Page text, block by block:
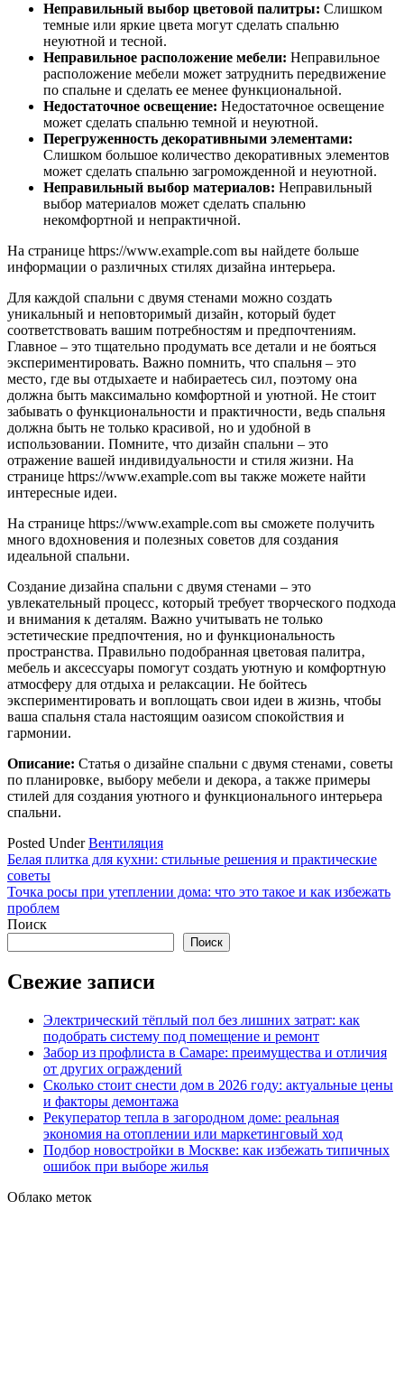
Неправильный выбор цветовой палитры: Слишком
темные или яркие цвета могут сделать спальню
неуютной и тесной.
Неправильное расположение мебели: Неправильное
расположение мебели может затруднить передвижение
по спальне и сделать ее менее функциональной.
Недостаточное освещение: Недостаточное освещение
может сделать спальню темной и неуютной.
Перегруженность декоративными элементами:
Слишком большое количество декоративных элементов
может сделать спальню загроможденной и неуютной.
Неправильный выбор материалов: Неправильный
выбор материалов может сделать спальню
некомфортной и непрактичной.
На странице https://www.example.com вы найдете больше
информации о различных стилях дизайна интерьера.
Для каждой спальни с двумя стенами можно создать
уникальный и неповторимый дизайн‚ который будет
соответствовать вашим потребностям и предпочтениям.
Главное – это тщательно продумать все детали и не бояться
экспериментировать. Важно помнить‚ что спальня – это
место‚ где вы отдыхаете и набираетесь сил‚ поэтому она
должна быть максимально комфортной и уютной. Не стоит
забывать о функциональности и практичности‚ ведь спальня
должна быть не только красивой‚ но и удобной в
использовании. Помните‚ что дизайн спальни – это
отражение вашей индивидуальности и стиля жизни. На
странице https://www.example.com вы также можете найти
интересные идеи.
На странице https://www.example.com вы сможете получить
много вдохновения и полезных советов для создания
идеальной спальни.
Создание дизайна спальни с двумя стенами – это
увлекательный процесс‚ который требует творческого подхода
и внимания к деталям. Важно учитывать не только
эстетические предпочтения‚ но и функциональность
пространства. Правильно подобранная цветовая палитра‚
мебель и аксессуары помогут создать уютную и комфортную
атмосферу для отдыха и релаксации. Не бойтесь
экспериментировать и воплощать свои идеи в жизнь‚ чтобы
ваша спальня стала настоящим оазисом спокойствия и
гармонии.
Описание: Статья о дизайне спальни с двумя стенами‚ советы
по планировке‚ выбору мебели и декора‚ а также примеры
стилей для создания уютного и функционального интерьера
спальни.
Posted UnderВентиляция
Навигация
по
записям
Белая плитка для кухни: стильные решения и практические
советы
Точка росы при утеплении дома: что это такое и как избежать
проблем
Поиск
Поиск
Свежие записи
Электрический тёплый пол без лишних затрат: как
подобрать систему под помещение и ремонт
Забор из профлиста в Самаре: преимущества и отличия
от других ограждений
Сколько стоит снести дом в 2026 году: актуальные цены
и факторы демонтажа
Рекуператор тепла в загородном доме: реальная
экономия на отоплении или маркетинговый ход
Подбор новостройки в Москве: как избежать типичных
ошибок при выборе жилья
Облако меток